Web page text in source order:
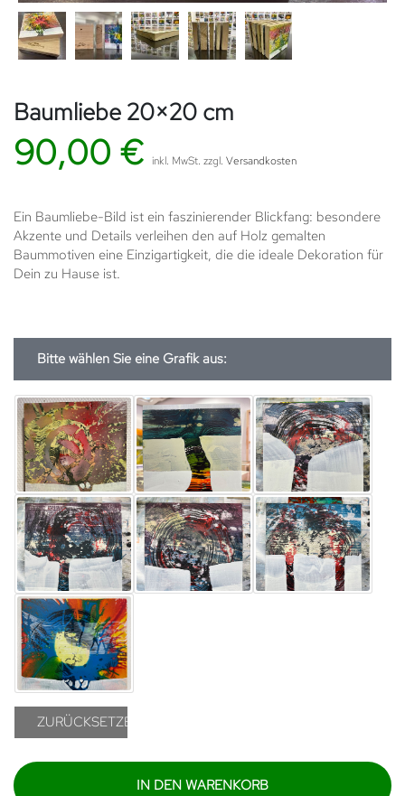
Baumliebe 20×20 cm
90,00 € inkl. MwSt. zzgl. Versandkosten
Ein Baumliebe-Bild ist ein faszinierender Blickfang: besondere
Akzente und Details verleihen den auf Holz gemalten
Baummotiven eine Einzigartigkeit, die die ideale Dekoration für
Dein zu Hause ist.
Bitte wählen Sie eine Grafik aus:
ZURÜCKSETZEN
IN DEN WARENKORB